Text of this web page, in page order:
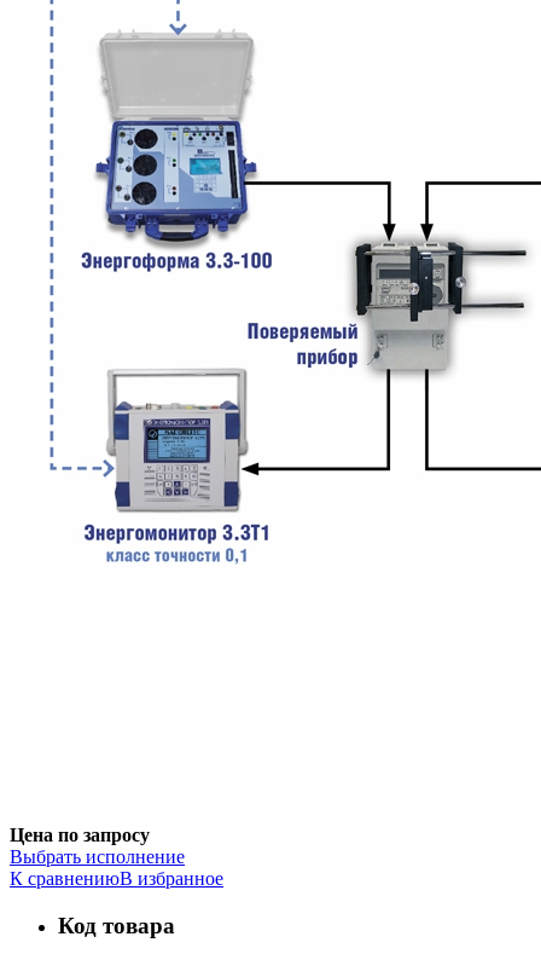
Цена по запросу
Выбрать исполнение
К сравнениюВ избранное
Код товара